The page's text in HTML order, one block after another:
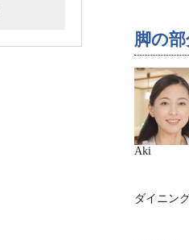
脚の
Aki
ダイニン